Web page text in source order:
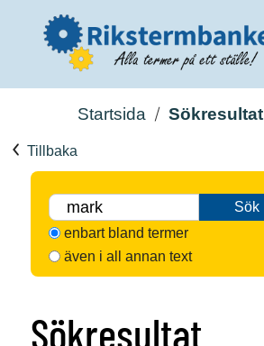
Startsida Sökresultat
Tillbaka
Sök
enbart bland termer
även i all annan text
Sökresultat